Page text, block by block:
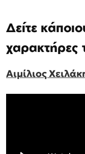
Δείτε
χαρακτήρες
Αιμίλιος